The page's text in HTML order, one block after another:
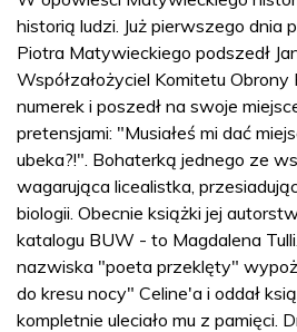
historią ludzi. Już pierwszego dnia
Piotra Matywieckiego podszedł
Współzałożyciel Komitetu
numerek i poszedł na swoje
pretensjami: "Musiałeś mi dać
ubeka?!". Bohaterką jednego ze
wagarująca licealistka,
biologii. Obecnie książki jej
katalogu BUW - to Magdalena
nazwiska "poeta przeklęty"
do kresu nocy" Celine'a i oddał
kompletnie uleciało mu z pamięci.